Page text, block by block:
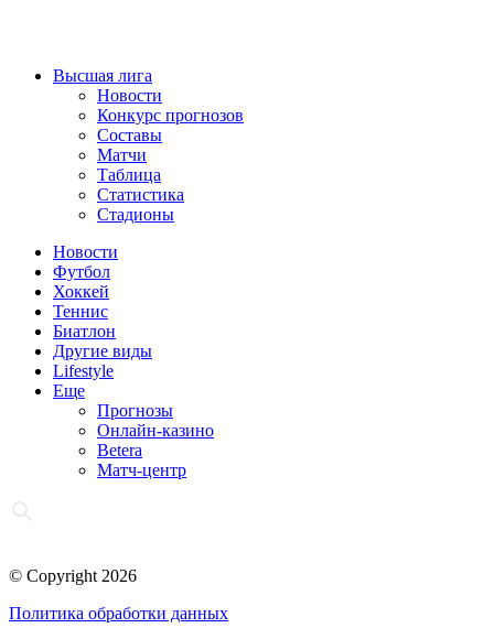
Высшая лига
Новости
Конкурс прогнозов
Составы
Матчи
Таблица
Статистика
Стадионы
Новости
Футбол
Хоккей
Теннис
Биатлон
Другие виды
Lifestyle
Еще
Прогнозы
Онлайн-казино
Betera
Матч-центр
© Copyright 2026
Политика обработки данных